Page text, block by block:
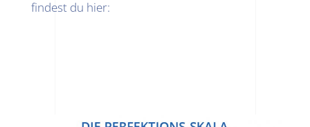
findest du hier: